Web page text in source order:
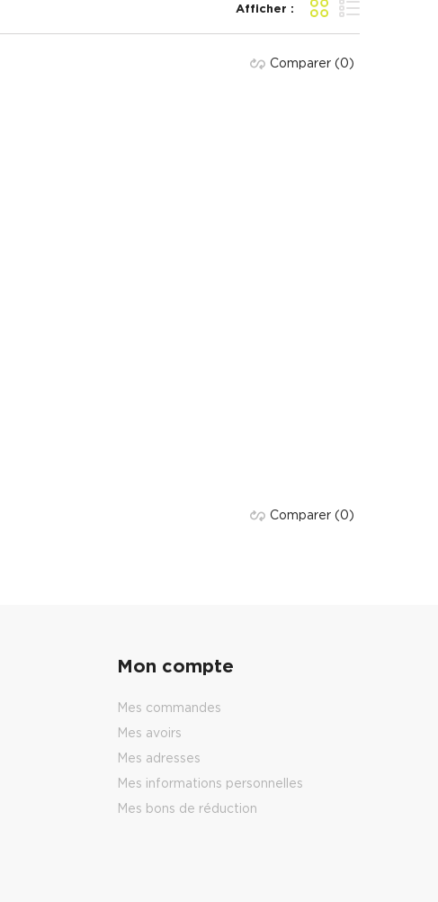
Afficher :
Grille Liste
Comparer (0)
Comparer (0)
Mon compte
Mes commandes
Mes avoirs
Mes adresses
Mes informations personnelles
Mes bons de réduction